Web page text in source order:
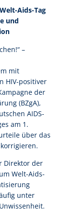
Aids-Tag
und
–
mit
HIV-positiver
der
(BZgA),
AIDS-
am 1.
über das
Direktor der
Welt-Aids-
unter